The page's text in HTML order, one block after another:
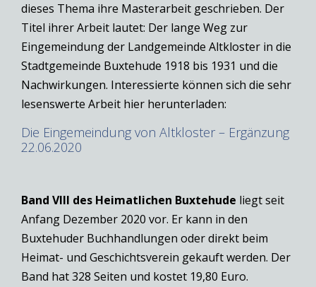
dieses Thema ihre Masterarbeit geschrieben. Der
Titel ihrer Arbeit lautet: Der lange Weg zur
Eingemeindung der Landgemeinde Altkloster in die
Stadtgemeinde Buxtehude 1918 bis 1931 und die
Nachwirkungen. Interessierte können sich die sehr
lesenswerte Arbeit hier herunterladen:
Die Eingemeindung von Altkloster – Ergänzung
22.06.2020
Band VIII des Heimatlichen Buxtehude liegt seit
Anfang Dezember 2020 vor. Er kann in den
Buxtehuder Buchhandlungen oder direkt beim
Heimat- und Geschichtsverein gekauft werden. Der
Band hat 328 Seiten und kostet 19,80 Euro.